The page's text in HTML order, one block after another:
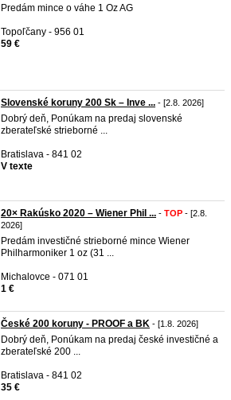
Predám mince o váhe 1 Oz AG
Topoľčany - 956 01
59 €
Slovenské koruny 200 Sk – Inve ... - [2.8. 2026]
Dobrý deň, Ponúkam na predaj slovenské
zberateľské strieborné ...
Bratislava - 841 02
V texte
20× Rakúsko 2020 – Wiener Phil ... - TOP - [2.8.
2026]
Predám investičné strieborné mince Wiener
Philharmoniker 1 oz (31 ...
Michalovce - 071 01
1 €
České 200 koruny - PROOF a BK - [1.8. 2026]
Dobrý deň, Ponúkam na predaj české investičné a
zberateľské 200 ...
Bratislava - 841 02
35 €